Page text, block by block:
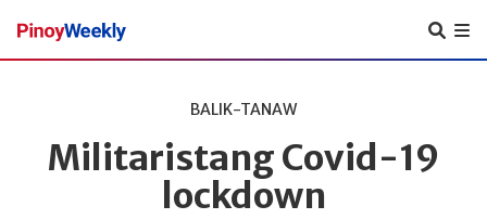
Pinoy
Weekly
BALIK-TANAW
Militaristang Covid-19
lockdown